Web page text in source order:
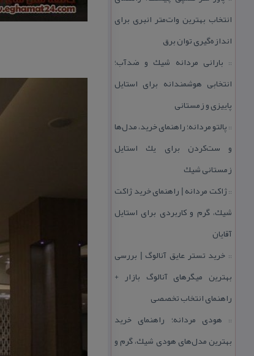
انتخاب بهترین وات‌متر انبری برای
اندازه‌گیری توان برق
:: بارانی مردانه شیك و ضدآب؛
انتخابی هوشمندانه برای استایل
پاییزی و زمستانی
:: پالتو مردانه؛ راهنمای خرید، مدل‌ها
و ست‌كردن برای یك استایل
زمستانی شیك
::ژاكت مردانه | راهنمای خرید ژاكت
شیك، گرم و كاربردی برای استایل
آقایان
:: خرید تستر عایق آنالوگ | بررسی
بهترین میگرهای آنالوگ بازار +
راهنمای انتخاب تخصصی
:: هودی مردانه؛ راهنمای خرید
بهترین مدل‌های هودی شیك، گرم و